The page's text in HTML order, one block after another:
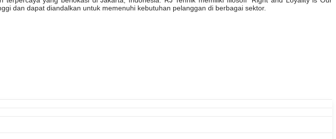
dan dapat diandalkan untuk memenuhi kebutuhan pelanggan di berbagai sektor.